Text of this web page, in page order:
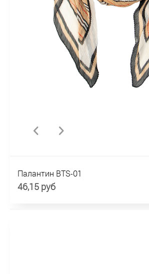
Палантин BTS-01
46,15 руб